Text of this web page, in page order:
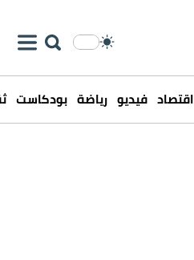
اقتصاد فيديو رياضة بودكاست